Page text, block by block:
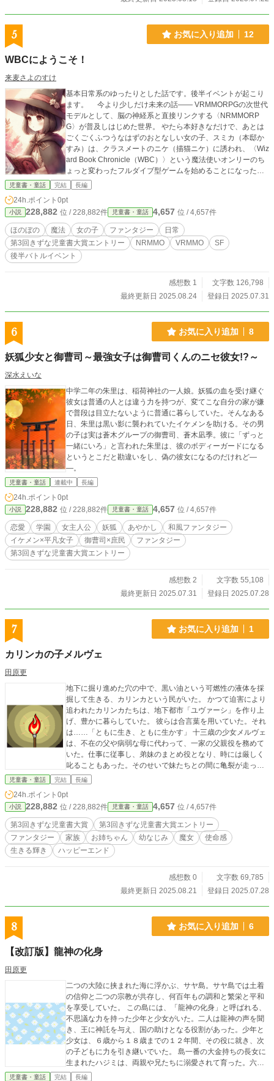
しぎな学園――サファリ学園。 この学園では、毎年ひとりだけニンゲンを特待
生として迎えています。 🦊入学対象 12歳のニンゲンのお子さま どうぶつの生徒
たちと仲良くできる、やさしい心の持ち主 ちょっぴりこわくても、新しい世界
にとびこむ勇気があること 🐯サファリ学園とは？ ライオン、オオカミ、チータ
ーなど、肉食どうぶつ限定の全寮制中学校です。 ニンゲンは毎年ひとりだけ。
とっても貴重な存在として、どうぶつたちに迎えられます。 🐺ガーディアン制
とになります。 ガーディアンは、特待生を守ることが任務です。 ガーディアン
は、半年間のガーディアンランキングで、総合1位になった者が任命されます。
ガーディアン候補生たちは、日々、課題や試練にチャレンジして、ガーディアン
ランキングの上位を目指します。 卒業時にガーディアンランキング1位だった生
徒には――特別に、ニンゲンになれる魔法のペンダントをプレゼント！ 🐱注意
事項 特待生には、つねにガーディアンが付き添います。 寮生活となりますの
で、しばらくご家族と離れることになります。 授業は楽しいものばかりです
が、ときにはちょっぴりこわいこともあるかもしれません。 （でも大丈夫！ガ
ーディアンがきっと守ってくれます）
5 お気に入り追加 12
WBCにようこそ！
来麦さよのすけ
基本日常系のゆったりとした話です。後半イベントが起こり
ます。 今より少しだけ未来の話―― VRMMORPGの次世代
モデルとして、脳の神経系と直接リンクする〈NRMMORP
G〉が普及しはじめた世界。 やたら本好きなだけで、あとは
ごくごくふつうなはずのおとなしい女の子、スミカ（本邸か
すみ）は、クラスメートのニケ（描猫ニケ）に誘われ、〈Wiz
ard Book Chronicle（WBC）〉という魔法使いオンリーのち
ょっと変わったフルダイブ型ゲームを始めることになった。
チュートリアルの森でのレクチャーの途中、チュートリアルA
す。そしてそれはゲーム世界の根幹に関わる重要アイテムだ
った……。
児童書・童話 完結 長編
24h.ポイント 0pt
小説 228,882 位 / 228,882件 児童書・童話 4,657 位 / 4,657件
ほのぼの 魔法 女の子 ファンタジー
日常
第3回きずな児童書大賞エントリー
NRMMO VRMMO
SF
後半バトルイベント
感想数 1
文字数 126,798
最終更新日 2025.08.24
登録日 2025.07.31
6 お気に入り追加 8
妖狐少女と御曹司～最強女子は御曹司くんのニセ彼女!?～
深水えいな
中学二年の朱里は、稲荷神社の一人娘。妖狐の血を受け継ぐ
彼女は普通の人とは違う力を持つが、変てこな自分の家が嫌
で普段は目立たないように普通に暮らしていた。そんなある
日、朱里は黒い影に襲われていたイケメンを助ける。その男
の子は実は蒼木グループの御曹司、蒼木凪季。彼に「ずっと
一緒にいろ」と言われた朱里は、彼のボディーガードになる
というとこだと勘違いをし、偽の彼女になるのだけれど―
―。
児童書・童話 連載中 長編
24h.ポイント 0pt
小説 228,882 位 / 228,882件 児童書・童話 4,657 位 / 4,657件
恋愛 学園 女主人公 妖狐 あやかし
和風ファンタジー
イケメン×平凡女子
御曹司×庶民
ファンタジー
第3回きずな児童書大賞エントリー
感想数 2
文字数 55,108
最終更新日 2025.07.31
登録日 2025.07.28
7 お気に入り追加 1
カリンカの子メルヴェ
田原更
地下に掘り進めた穴の中で、黒い油という可燃性の液体を採
掘して生きる、カリンカという民がいた。 かつて迫害により
追われたカリンカたちは、地下都市「ユヴァーシ」を作り上
げ、豊かに暮らしていた。 彼らは合言葉を用いていた。それ
は……「ともに生き、ともに生かす」 十三歳の少女メルヴェ
は、不在の父や病弱な母に代わって、一家の父親役を務めて
いた。仕事に従事し、弟妹のまとめ役となり、時には厳しく
叱ることもあった。そのせいで妹たちとの間に亀裂が走った
ことに、メルヴェは気づいていなかった。 幼なじみのタリク
た。メルヴェは幼い頃のように喜んだ。タリクは次はもっと
大きな石を掘り当てると約束した。 年に一度の祭にあわせ、
父が帰郷した。祭当日、男だけが踊る舞台に妹の一人が上が
った。メルヴェは妹を叱った。しかし、メルヴェも、最近み
せた傲慢な態度を父から叱られてしまう。 そんな折に地下都
市ユヴァーシで起きた事件により、メルヴェは生まれてはじ
パドキアにある地下都市から着想を得ました。
児童書・童話 完結 長編
24h.ポイント 0pt
小説 228,882 位 / 228,882件 児童書・童話 4,657 位 / 4,657件
第3回きずな児童書大賞
第3回きずな児童書大賞エントリー
ファンタジー
家族 お姉ちゃん 幼なじみ 魔女
使命感
生きる輝き
ハッピーエンド
感想数 0
文字数 69,785
最終更新日 2025.08.21
登録日 2025.07.28
8 お気に入り追加 6
【改訂版】龍神の化身
田原更
二つの大陸に挟まれた海に浮かぶ、サヤ島。サヤ島では土着
の信仰と二つの宗教が共存し、何百年もの調和と繁栄と平和
を享受していた。 この島には、「龍神の化身」と呼ばれる、
不思議な力を持った少年と少女がいた。二人は龍神の声を聞
き、王に神託を与え、国の助けとなる役割があった。少年と
少女は、６歳から１８歳までの１２年間、その役に就き、次
の子どもに力を引き継いでいた。 島一番の大金持ちの長女に
生まれたハジミは、両親や兄たちに溺愛されて育った。六歳
になったハジミは、龍神の化身として選ばれた。もう一人の
児童書・童話 完結 長編